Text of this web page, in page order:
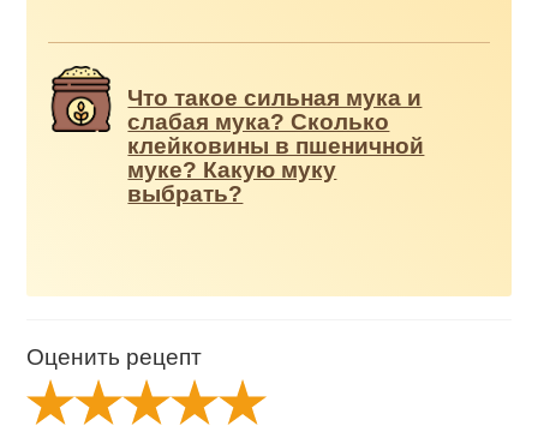
Что такое сильная мука и
слабая мука? Сколько
клейковины в пшеничной
муке? Какую муку
выбрать?
Оценить рецепт